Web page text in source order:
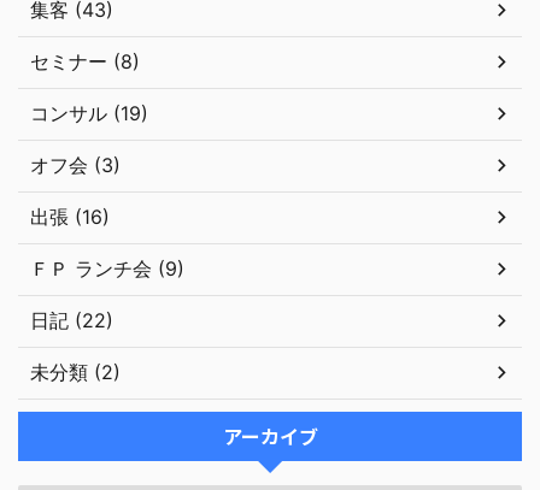
集客 (43)
セミナー (8)
コンサル (19)
オフ会 (3)
出張 (16)
ＦＰ ランチ会 (9)
日記 (22)
未分類 (2)
アーカイブ